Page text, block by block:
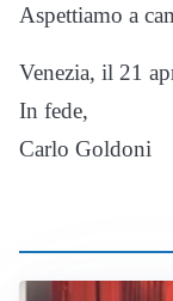
Aspettiamo a
Venezia, il 21
In fede,
Carlo Goldoni